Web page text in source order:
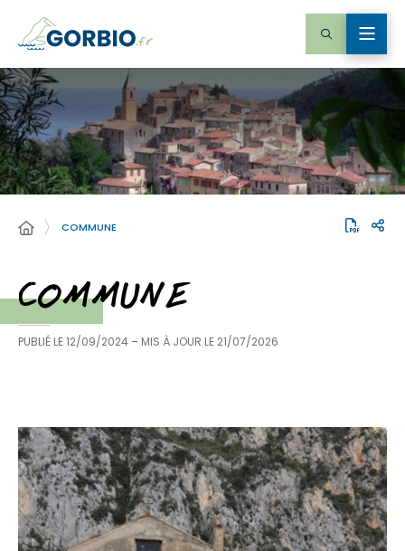
COMMUNE
COMMUNE
PUBLIÉ LE12/09/2024 – MIS À JOUR LE 21/07/2026